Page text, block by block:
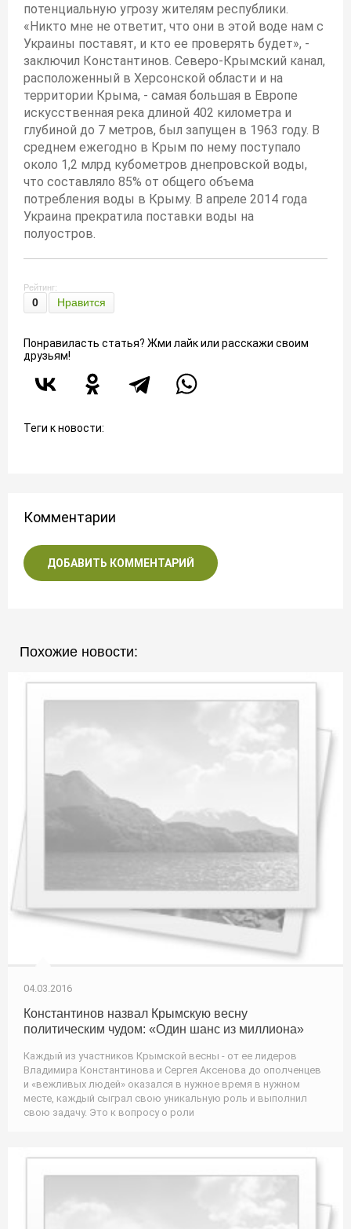
потенциальную угрозу жителям республики.
«Никто мне не ответит, что они в этой воде нам с
Украины поставят, и кто ее проверять будет», -
заключил Константинов. Северо-Крымский канал,
расположенный в Херсонской области и на
территории Крыма, - самая большая в Европе
искусственная река длиной 402 километра и
глубиной до 7 метров, был запущен в 1963 году. В
среднем ежегодно в Крым по нему поступало
около 1,2 млрд кубометров днепровской воды,
что составляло 85% от общего объема
потребления воды в Крыму. В апреле 2014 года
Украина прекратила поставки воды на
полуостров.
Рейтинг:
0 Нравится
Понравиласть статья? Жми лайк или расскажи своим
друзьям!
Теги к новости:
Комментарии
ДОБАВИТЬ КОММЕНТАРИЙ
Похожие новости:
04.03.2016
Константинов назвал Крымскую весну
политическим чудом: «Один шанс из миллиона»
Каждый из участников Крымской весны - от ее лидеров
Владимира Константинова и Сергея Аксенова до ополченцев
и «вежливых людей» оказался в нужное время в нужном
месте, каждый сыграл свою уникальную роль и выполнил
свою задачу. Это к вопросу о роли